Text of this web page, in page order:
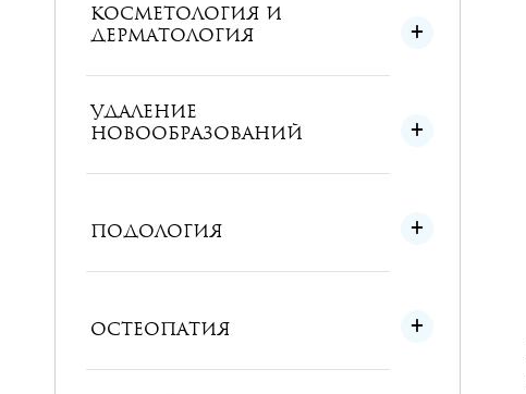
КОСМЕТОЛОГИЯ И
ДЕРМАТОЛОГИЯ
УДАЛЕНИЕ
НОВООБРАЗОВАНИЙ
ПОДОЛОГИЯ
ОСТЕОПАТИЯ